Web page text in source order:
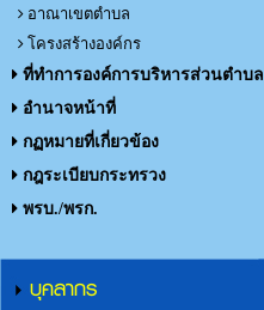
อาณาเขตตำบล
โครงสร้างองค์กร
ที่ทำการองค์การบริหารส่วนตำบล
อำนาจหน้าที่
กฏหมายที่เกี่ยวข้อง
กฎระเบียบกระทรวง
พรบ./พรก.
บุคลากร